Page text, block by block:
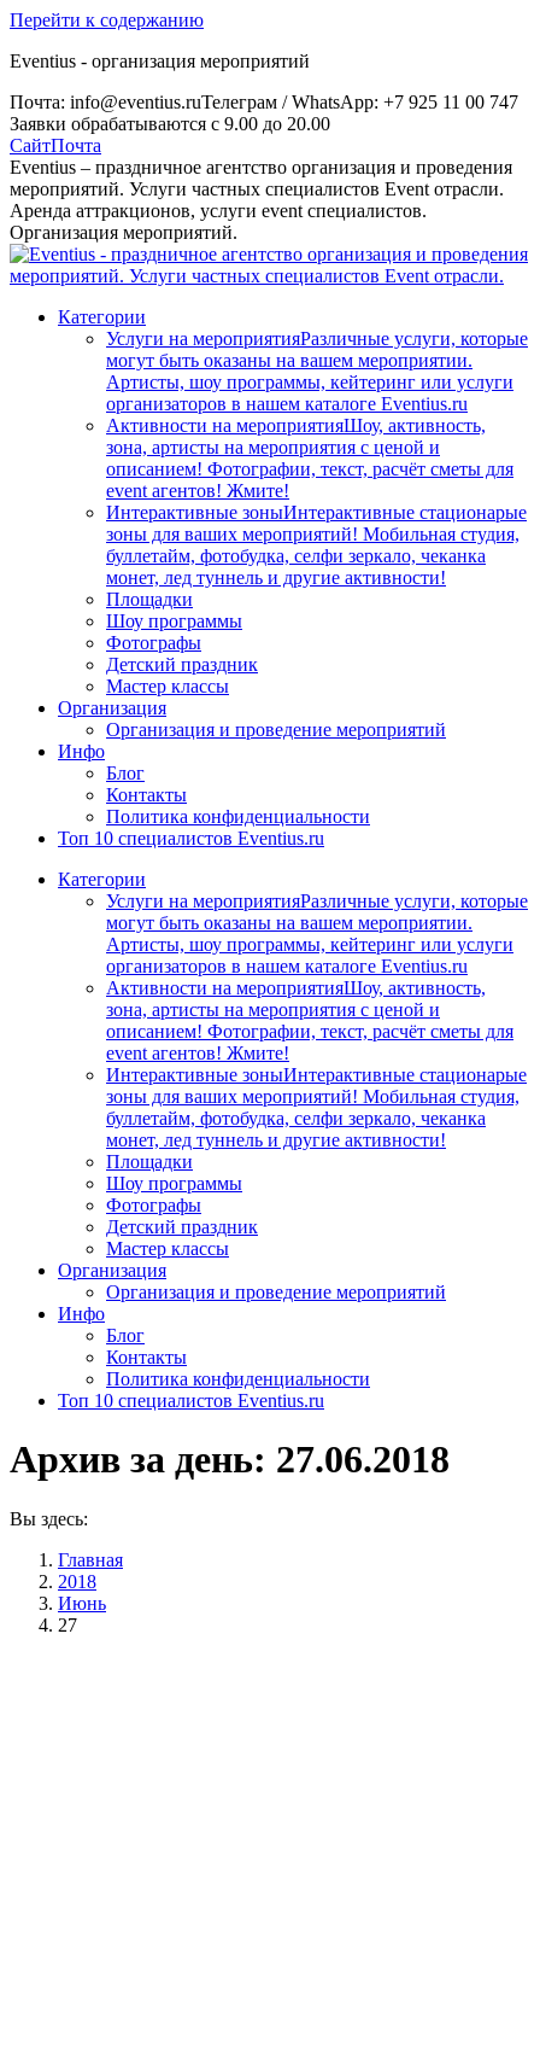
Перейти к содержанию
Eventius - организация мероприятий
Почта: info@eventius.ruТелеграм / WhatsApp: +7 925 11 00 747
Заявки обрабатываются с 9.00 до 20.00
СайтПочта
Eventius – праздничное агентство организация и проведения
мероприятий. Услуги частных специалистов Event отрасли.
Аренда аттракционов, услуги event специалистов.
Организация мероприятий.
Категории
Услуги на мероприятияРазличные услуги, которые
могут быть оказаны на вашем мероприятии.
Артисты, шоу программы, кейтеринг или услуги
организаторов в нашем каталоге Eventius.ru
Активности на мероприятияШоу, активность,
зона, артисты на мероприятия с ценой и
описанием! Фотографии, текст, расчёт сметы для
event агентов! Жмите!
Интерактивные зоныИнтерактивные стационарые
зоны для ваших мероприятий! Мобильная студия,
буллетайм, фотобудка, селфи зеркало, чеканка
монет, лед туннель и другие активности!
Площадки
Шоу программы
Фотографы
Детский праздник
Мастер классы
Организация
Организация и проведение мероприятий
Инфо
Блог
Контакты
Политика конфиденциальности
Топ 10 специалистов Eventius.ru
Категории
Услуги на мероприятияРазличные услуги, которые
могут быть оказаны на вашем мероприятии.
Артисты, шоу программы, кейтеринг или услуги
организаторов в нашем каталоге Eventius.ru
Активности на мероприятияШоу, активность,
зона, артисты на мероприятия с ценой и
описанием! Фотографии, текст, расчёт сметы для
event агентов! Жмите!
Интерактивные зоныИнтерактивные стационарые
зоны для ваших мероприятий! Мобильная студия,
буллетайм, фотобудка, селфи зеркало, чеканка
монет, лед туннель и другие активности!
Площадки
Шоу программы
Фотографы
Детский праздник
Мастер классы
Организация
Организация и проведение мероприятий
Инфо
Блог
Контакты
Политика конфиденциальности
Топ 10 специалистов Eventius.ru
Архив за день: 27.06.2018
Вы здесь:
Главная
2018
Июнь
27